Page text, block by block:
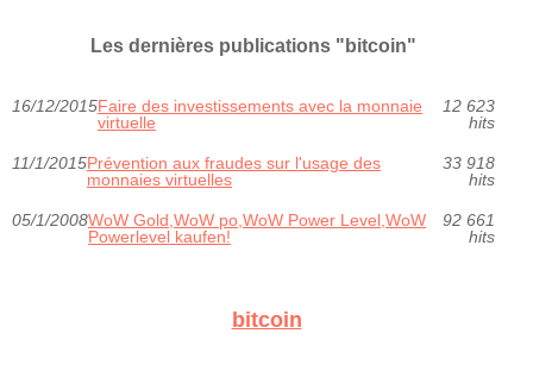
Les dernières publications "bitcoin"
16/12/2015Faire des investissements avec la monnaie
virtuelle
12 623
hits
11/1/2015Prévention aux fraudes sur l'usage des
monnaies virtuelles
33 918
hits
05/1/2008WoW Gold,WoW po,WoW Power Level,WoW
Powerlevel kaufen!
92 661
hits
bitcoin